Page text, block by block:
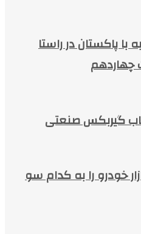
با پاکستان در راستا
گیربکس صنعتی
خودرو را به کدام سو